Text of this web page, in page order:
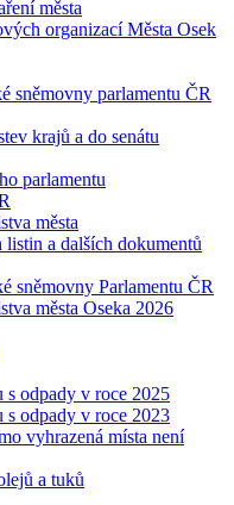
města
organizací Města Osek
sněmovny parlamentu ČR
krajů a do senátu
parlamentu
města
a dalších dokumentů
sněmovny Parlamentu ČR
města Oseka 2026
s odpady v roce 2025
s odpady v roce 2023
vyhrazená místa není
a tuků